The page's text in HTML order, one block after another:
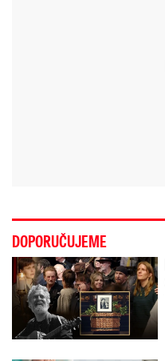
DOPORUČUJEME